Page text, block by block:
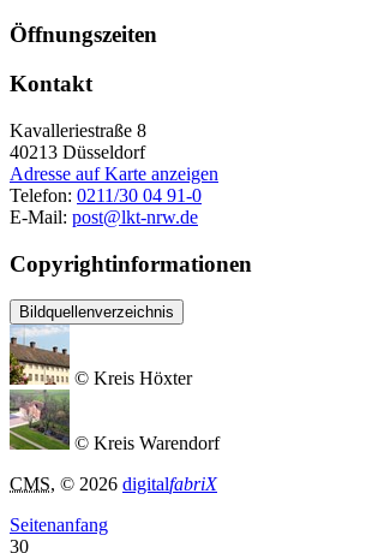
Öffnungszeiten
Kontakt
Kavalleriestraße 8
40213 Düsseldorf
Adresse auf Karte anzeigen
Telefon: 0211/30 04 91-0
E-Mail: post@lkt-nrw.de
Copyrightinformationen
Bildquellenverzeichnis
© Kreis Höxter
© Kreis Warendorf
CMS, © 2026 digitalfabriX
Seitenanfang
30